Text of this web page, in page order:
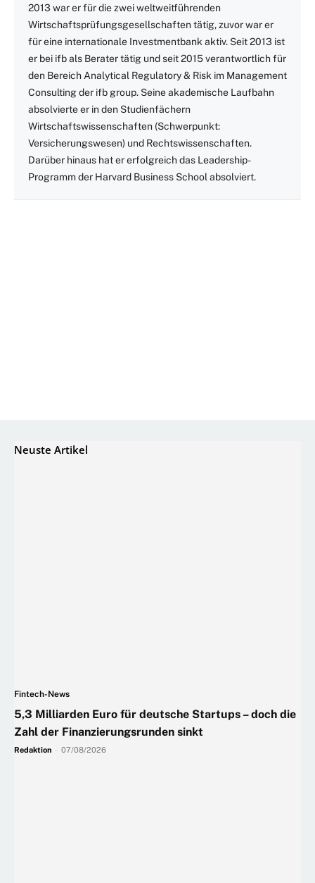
2013 war er für die zwei weltweitführenden
Wirtschaftsprüfungsgesellschaften tätig, zuvor war er
für eine internationale Investmentbank aktiv. Seit 2013 ist
er bei ifb als Berater tätig und seit 2015 verantwortlich für
den Bereich Analytical Regulatory & Risk im Management
Consulting der ifb group. Seine akademische Laufbahn
absolvierte er in den Studienfächern
Wirtschaftswissenschaften (Schwerpunkt:
Versicherungswesen) und Rechtswissenschaften.
Darüber hinaus hat er erfolgreich das Leadership-
Programm der Harvard Business School absolviert.
Neuste Artikel
Fintech-News
5,3 Milliarden Euro für deutsche Startups – doch die
Zahl der Finanzierungsrunden sinkt
Redaktion 07/08/2026